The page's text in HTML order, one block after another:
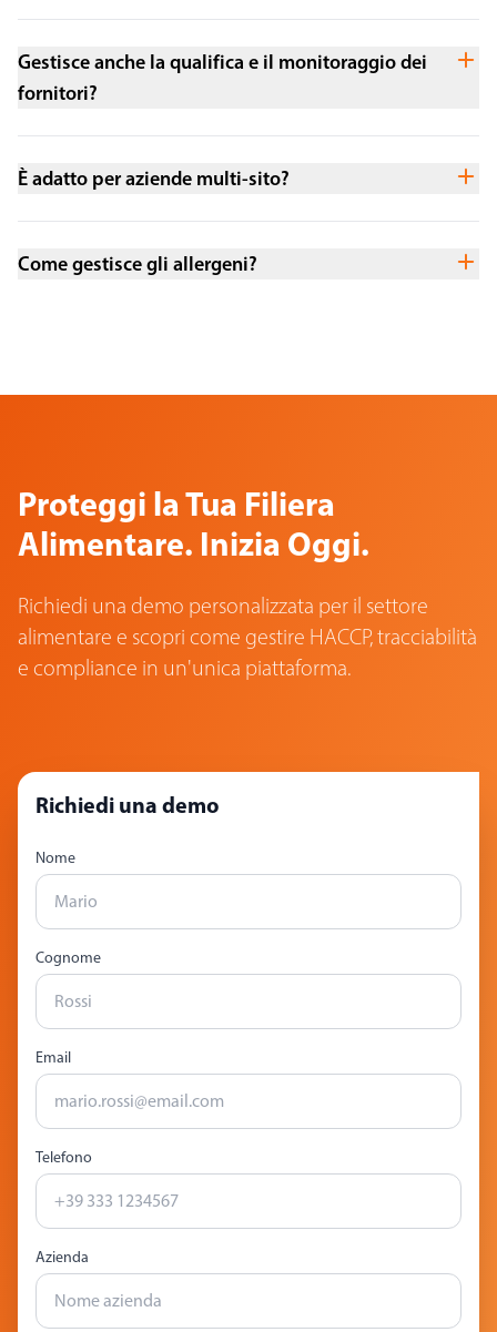
Gestisce anche la qualifica e il monitoraggio dei
fornitori?
È adatto per aziende multi-sito?
Come gestisce gli allergeni?
Proteggi la Tua Filiera
Alimentare. Inizia Oggi.
Richiedi una demo personalizzata per il settore
alimentare e scopri come gestire HACCP, tracciabilità
e compliance in un'unica piattaforma.
Richiedi una demo
Nome
Cognome
Email
Telefono
Azienda